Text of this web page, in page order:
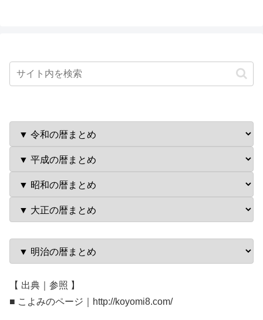
【 出典｜参照 】
■ こよみのページ｜http://koyomi8.com/